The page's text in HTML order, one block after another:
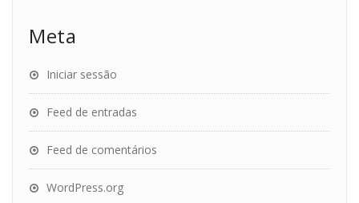
Meta
Iniciar sessão
Feed de entradas
Feed de comentários
WordPress.org